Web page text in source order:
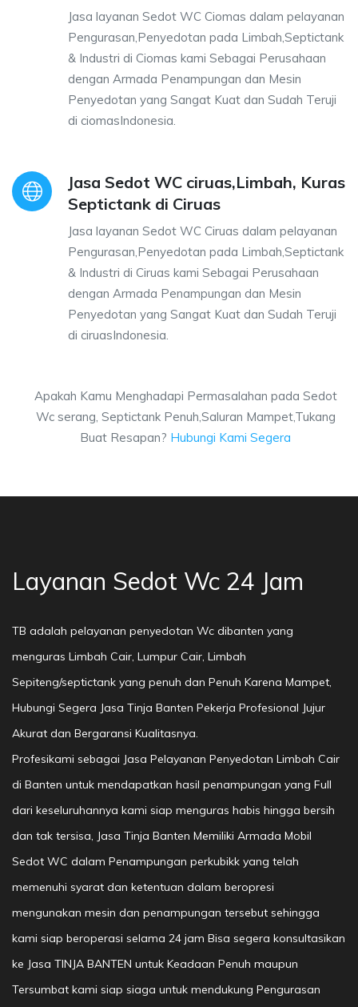
Jasa layanan Sedot WC Ciomas dalam pelayanan
Pengurasan,Penyedotan pada Limbah,Septictank
& Industri di Ciomas kami Sebagai Perusahaan
dengan Armada Penampungan dan Mesin
Penyedotan yang Sangat Kuat dan Sudah Teruji
di ciomasIndonesia.
Jasa Sedot WC ciruas,Limbah, Kuras
Septictank di Ciruas
Jasa layanan Sedot WC Ciruas dalam pelayanan
Pengurasan,Penyedotan pada Limbah,Septictank
& Industri di Ciruas kami Sebagai Perusahaan
dengan Armada Penampungan dan Mesin
Penyedotan yang Sangat Kuat dan Sudah Teruji
di ciruasIndonesia.
Apakah Kamu Menghadapi Permasalahan pada Sedot
Wc serang, Septictank Penuh,Saluran Mampet,Tukang
Buat Resapan? Hubungi Kami Segera
Layanan Sedot Wc 24 Jam
TB adalah pelayanan penyedotan Wc dibanten yang
menguras Limbah Cair, Lumpur Cair, Limbah
Sepiteng/septictank yang penuh dan Penuh Karena Mampet,
Hubungi Segera Jasa Tinja Banten Pekerja Profesional Jujur
Akurat dan Bergaransi Kualitasnya.
Profesikami sebagai Jasa Pelayanan Penyedotan Limbah Cair
di Banten untuk mendapatkan hasil penampungan yang Full
dari keseluruhannya kami siap menguras habis hingga bersih
dan tak tersisa, Jasa Tinja Banten Memiliki Armada Mobil
Sedot WC dalam Penampungan perkubikk yang telah
memenuhi syarat dan ketentuan dalam beropresi
mengunakan mesin dan penampungan tersebut sehingga
kami siap beroperasi selama 24 jam Bisa segera konsultasikan
ke Jasa TINJA BANTEN untuk Keadaan Penuh maupun
Tersumbat kami siap siaga untuk mendukung Pengurasan